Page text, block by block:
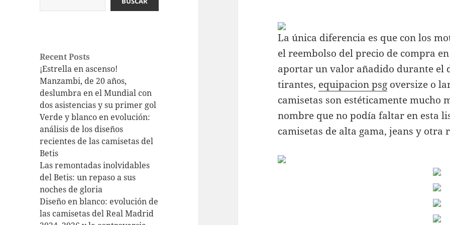
Recent Posts
¡Estrella en ascenso!
Manzambi, de 20 años,
deslumbra en el Mundial con
dos asistencias y su primer gol
Verde y blanco en evolución:
análisis de los diseños
recientes de las camisetas del
Betis
Las remontadas inolvidables
del Betis: un repaso a sus
noches de gloria
Diseño en blanco: evolución de
las camisetas del Real Madrid
La única diferencia es que con los
el reembolso del precio de compra
aportar un valor añadido durante el
tirantes, equipacion psg oversize o
camisetas son estéticamente mucho
nombre que no podía faltar en esta
camisetas de alta gama, jeans y otra